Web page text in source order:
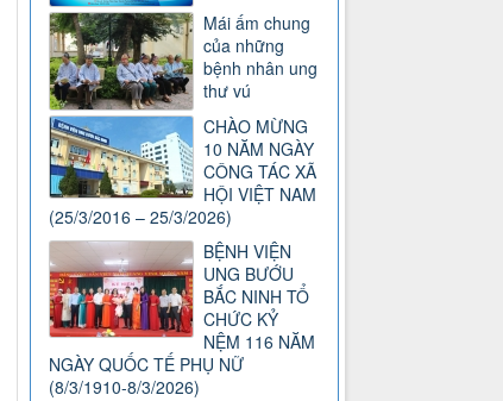
Mái ấm chung
của những
bệnh nhân ung
thư vú
CHÀO MỪNG
10 NĂM NGÀY
CÔNG TÁC XÃ
HỘI VIỆT NAM
(25/3/2016 – 25/3/2026)
BỆNH VIỆN
UNG BƯỚU
BẮC NINH TỔ
CHỨC KỶ
NỆM 116 NĂM
NGÀY QUỐC TẾ PHỤ NỮ
(8/3/1910-8/3/2026)